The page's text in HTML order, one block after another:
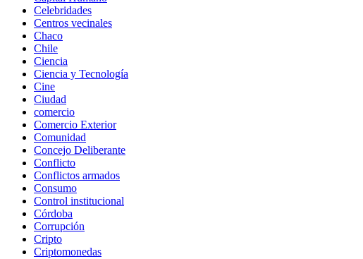
Celebridades
Centros vecinales
Chaco
Chile
Ciencia
Ciencia y Tecnología
Cine
Ciudad
comercio
Comercio Exterior
Comunidad
Concejo Deliberante
Conflicto
Conflictos armados
Consumo
Control institucional
Córdoba
Corrupción
Cripto
Criptomonedas